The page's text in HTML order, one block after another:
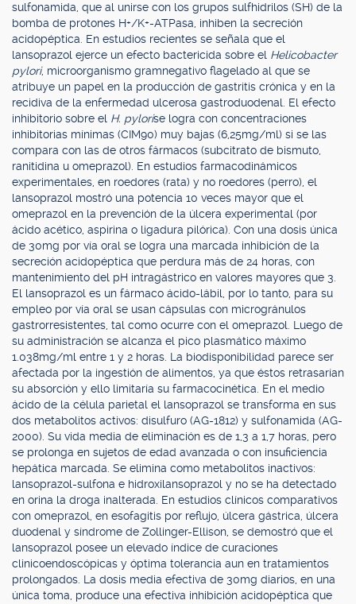
sulfonamida, que al unirse con los grupos sulfhidrilos (SH) de la
bomba de protones H+/K+-ATPasa, inhiben la secreción
acidopéptica. En estudios recientes se señala que el
lansoprazol ejerce un efecto bactericida sobre el Helicobacter
pylori, microorganismo gramnegativo flagelado al que se
atribuye un papel en la producción de gastritis crónica y en la
recidiva de la enfermedad ulcerosa gastroduodenal. El efecto
inhibitorio sobre el H. pylorise logra con concentraciones
inhibitorias mínimas (CIM90) muy bajas (6,25mg/ml) si se las
compara con las de otros fármacos (subcitrato de bismuto,
ranitidina u omeprazol). En estudios farmacodinámicos
experimentales, en roedores (rata) y no roedores (perro), el
lansoprazol mostró una potencia 10 veces mayor que el
omeprazol en la prevención de la úlcera experimental (por
ácido acético, aspirina o ligadura pilórica). Con una dosis única
de 30mg por vía oral se logra una marcada inhibición de la
secreción acidopéptica que perdura más de 24 horas, con
mantenimiento del pH intragástrico en valores mayores que 3.
El lansoprazol es un fármaco ácido-lábil, por lo tanto, para su
empleo por vía oral se usan cápsulas con microgránulos
gastrorresistentes, tal como ocurre con el omeprazol. Luego de
su administración se alcanza el pico plasmático máximo
1.038mg/ml entre 1 y 2 horas. La biodisponibilidad parece ser
afectada por la ingestión de alimentos, ya que éstos retrasarían
su absorción y ello limitaría su farmacocinética. En el medio
ácido de la célula parietal el lansoprazol se transforma en sus
dos metabolitos activos: disulfuro (AG-1812) y sulfonamida (AG-
2000). Su vida media de eliminación es de 1,3 a 1,7 horas, pero
se prolonga en sujetos de edad avanzada o con insuficiencia
hepática marcada. Se elimina como metabolitos inactivos:
lansoprazol-sulfona e hidroxilansoprazol y no se ha detectado
en orina la droga inalterada. En estudios clínicos comparativos
con omeprazol, en esofagitis por reflujo, úlcera gástrica, úlcera
duodenal y síndrome de Zollinger-Ellison, se demostró que el
lansoprazol posee un elevado índice de curaciones
clinicoendoscópicas y óptima tolerancia aun en tratamientos
prolongados. La dosis media efectiva de 30mg diarios, en una
única toma, produce una efectiva inhibición acidopéptica que